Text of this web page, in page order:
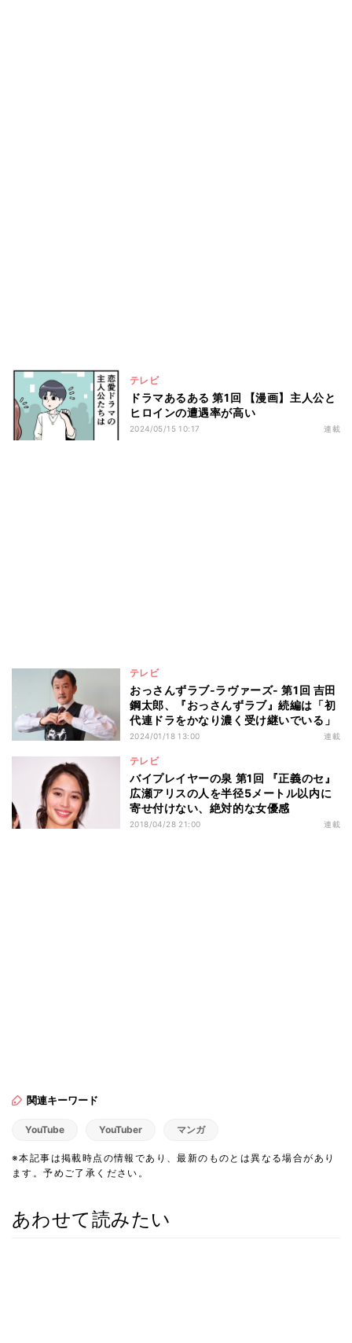
テレビ
ドラマあるある 第1回 【漫画】主人公と
ヒロインの遭遇率が高い
2024/05/15 10:17 連載
テレビ
おっさんずラブ-ラヴァーズ- 第1回 吉田
鋼太郎、『おっさんずラブ』続編は「初
代連ドラをかなり濃く受け継いでいる」
2024/01/18 13:00 連載
テレビ
バイプレイヤーの泉 第1回 『正義のセ』
広瀬アリスの人を半径5メートル以内に
寄せ付けない、絶対的な女優感
2018/04/28 21:00 連載
関連キーワード
YouTube YouTuber マンガ
※本記事は掲載時点の情報であり、最新のものとは異なる場合があり
ます。予めご了承ください。
あわせて読みたい